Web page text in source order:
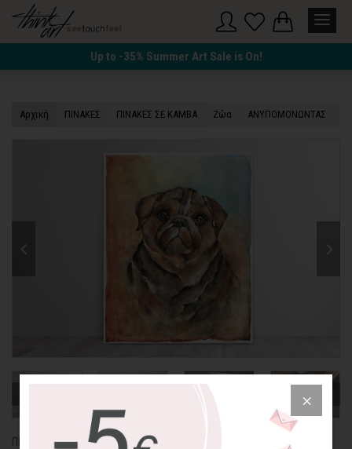
Up to -35% Summer Art Sale is On!
Αρχική ΠΙΝΑΚΕΣ ΠΙΝΑΚΕΣ ΣΕ ΚΑΜΒΑ Ζώα ΑΝΥΠΟΜΟΝΩΝΤΑΣ
ΠΙΝΑΚΑΣ ΚΑΜΒΑΣ ART